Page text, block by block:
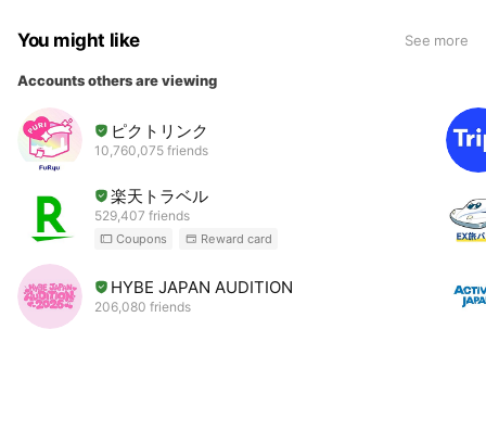
You might like See more
Accounts others are viewing
ピクトリンク
10,760,075 friends
楽天トラベル
529,407 friends
Coupons Reward card
HYBE JAPAN AUDITION
206,080 friends